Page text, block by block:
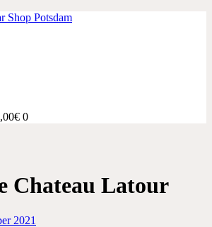
0
Chateau Latour
2021